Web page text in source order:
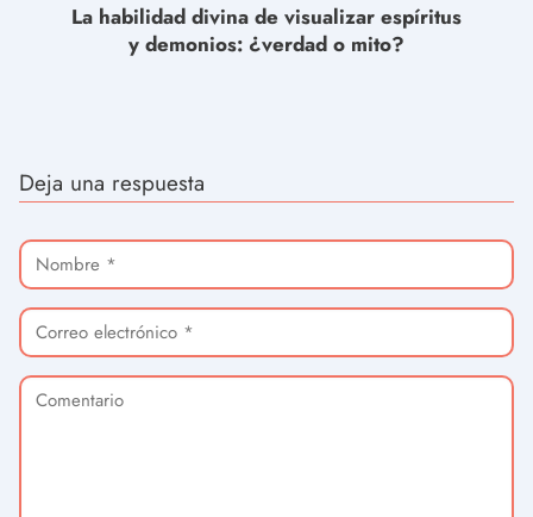
La habilidad divina de visualizar espíritus
y demonios: ¿verdad o mito?
Deja una respuesta